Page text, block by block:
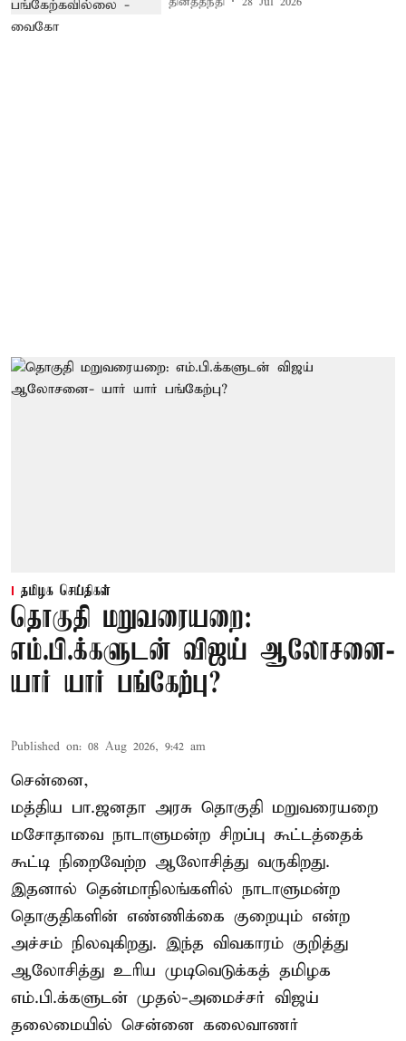
தமிழக செய்திகள்
தொகுதி மறுவரையறை:
எம்.பி.க்களுடன் விஜய் ஆலோசனை-
யார் யார் பங்கேற்பு?
Published on: 08 Aug 2026, 9:42 am
சென்னை,
மத்திய பா.ஜனதா அரசு தொகுதி மறுவரையறை
மசோதாவை நாடாளுமன்ற சிறப்பு கூட்டத்தைக்
கூட்டி நிறைவேற்ற ஆலோசித்து வருகிறது.
இதனால் தென்மாநிலங்களில் நாடாளுமன்ற
தொகுதிகளின் எண்ணிக்கை குறையும் என்ற
அச்சம் நிலவுகிறது. இந்த விவகாரம் குறித்து
ஆலோசித்து உரிய முடிவெடுக்கத் தமிழக
எம்.பி.க்களுடன் முதல்-அமைச்சர் விஜய்
தலைமையில் சென்னை கலைவாணர்